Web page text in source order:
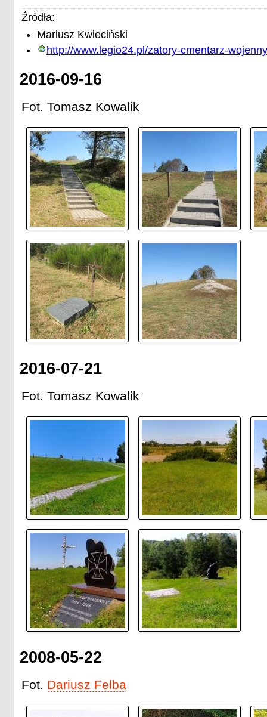
Źródła:
Mariusz Kwieciński
http://www.legio24.pl/zatory-cmentarz-
2016-09-16
Fot. Tomasz Kowalik
2016-07-21
Fot. Tomasz Kowalik
2008-05-22
Fot. Dariusz Felba